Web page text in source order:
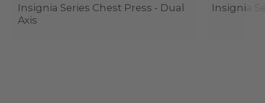
Insignia Series Chest Press - Dual
Axis
Insignia